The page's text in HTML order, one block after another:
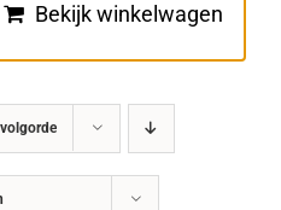
Bekijk winkelwagen